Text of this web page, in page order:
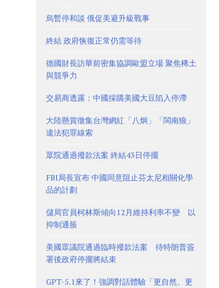
烏暫停和談 俄促美避升級戰事
終結 政府恢復正常仍需等待
德國財長訪華前密集協調歐盟立場 聚焦稀土
與競爭力
交易商透露：中國採購美國大豆陷入停滯
大陸懸賞徵集台灣網紅「八炯」「閩南狼」
違法犯罪線索
眾院通過撥款法案 終結43日停擺
FBI局長宣布 中國同意阻止芬太尼相關化學
品的計劃
儲局官員柯林斯傾向12月維持利率不變 以
抑制通脹
美國眾議院通過臨時撥款法案 待特朗普簽
署後政府停擺將結束
GPT-5.1來了！強調對話體驗「更自然、更